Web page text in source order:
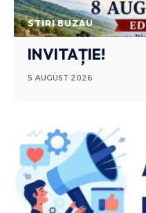
STIRI BUZAU
INVITAȚIE!
5 AUGUST 2026